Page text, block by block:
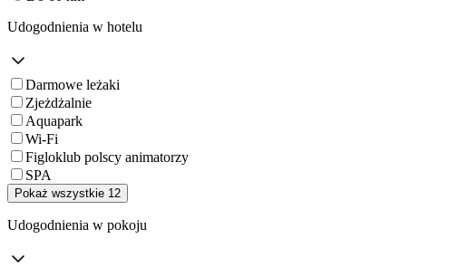
Udogodnienia w hotelu
Darmowe leżaki
Zjeżdżalnie
Aquapark
Wi-Fi
Figloklub polscy animatorzy
SPA
Pokaż wszystkie 12
Udogodnienia w pokoju